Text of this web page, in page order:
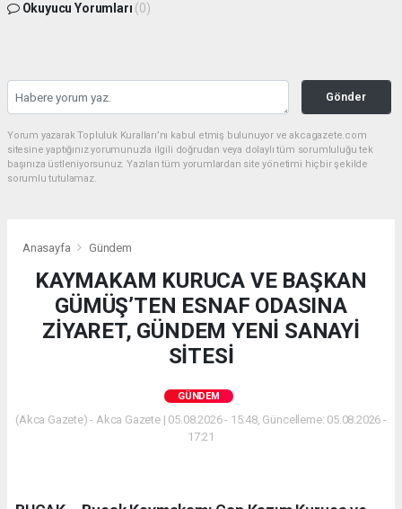
Okuyucu Yorumları (0)
Gönder
Yorum yazarak Topluluk Kuralları’nı kabul etmiş bulunuyor ve akcagazete.com
sitesine yaptığınız yorumunuzla ilgili doğrudan veya dolaylı tüm sorumluluğu tek
başınıza üstleniyorsunuz. Yazılan tüm yorumlardan site yönetimi hiçbir şekilde
sorumlu tutulamaz.
Anasayfa Gündem
KAYMAKAM KURUCA VE BAŞKAN
GÜMÜŞ’TEN ESNAF ODASINA
ZİYARET, GÜNDEM YENİ SANAYİ
SİTESİ
GÜNDEM
(Akca Gazete) - Akca Gazete | 05.08.2026 - 15:48, Güncelleme: 05.08.2026 -
17:21